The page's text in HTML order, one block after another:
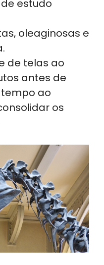
estudo
oleaginosas e
de telas ao
antes de
ao
os